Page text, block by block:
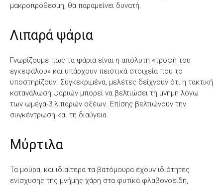
μακροπρόθεσμη, θα παραμείνει δυνατή.
Λιπαρά ψάρια
Γνωρίζουμε πως τα ψάρια είναι η απόλυτη «τροφή του
εγκεφάλου» και υπάρχουν πειστικά στοιχεία που το
υποστηρίζουν. Συγκεκριμένα, μελέτες δείχνουν ότι η τακτική
κατανάλωση ψαριών μπορεί να βελτιώσει τη μνήμη λόγω
των ωμέγα-3 λιπαρών οξέων. Επίσης βελτιώνουν την
συγκέντρωση και τη διαύγεια.
Μύρτιλα
Τα μούρα, και ιδιαίτερα τα βατόμουρα έχουν ιδιότητες
ενίσχυσης της μνήμης χάρη στα φυτικά φλαβονοειδή,